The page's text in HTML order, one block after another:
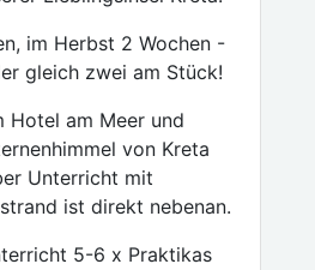
im Herbst 2 Wochen -
gleich zwei am Stück!
Hotel am Meer und
von Kreta
Unterricht mit
ist direkt nebenan.
5-6 x Praktikas